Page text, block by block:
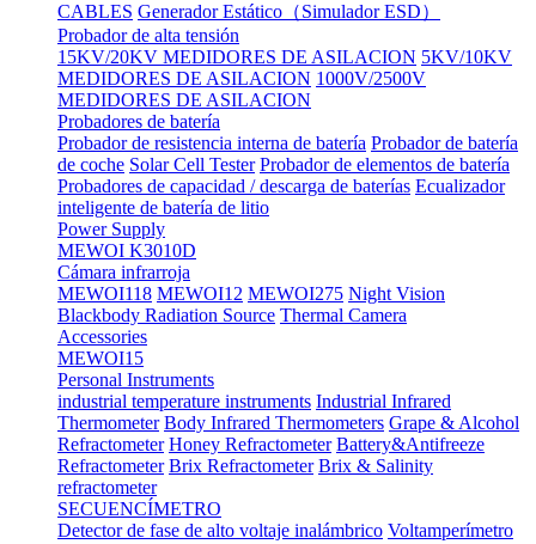
CABLES Generador Estático（Simulador ESD）
Probador de alta tensión
15KV/20KV MEDIDORES DE ASILACION 5KV/10KV
MEDIDORES DE ASILACION 1000V/2500V
MEDIDORES DE ASILACION
Probadores de batería
Probador de resistencia interna de batería Probador de batería
de coche Solar Cell Tester Probador de elementos de batería
Probadores de capacidad / descarga de baterías Ecualizador
inteligente de batería de litio
Power Supply
MEWOI K3010D
Cámara infrarroja
MEWOI118 MEWOI12 MEWOI275 Night Vision
Blackbody Radiation Source Thermal Camera
Accessories
MEWOI15
Personal Instruments
industrial temperature instruments Industrial Infrared
Thermometer Body Infrared Thermometers Grape & Alcohol
Refractometer Honey Refractometer Battery&Antifreeze
Refractometer Brix Refractometer Brix & Salinity
refractometer
SECUENCÍMETRO
Detector de fase de alto voltaje inalámbrico Voltamperímetro